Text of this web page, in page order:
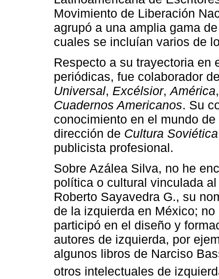
Movimiento de Liberación
agrupó a una amplia gama
cuales se incluían varios de
Respecto a su trayectoria en
periódicas, fue colaborador
Universal, Excélsior,América
Cuadernos Americanos. Su
conocimiento en el mundo
dirección de Cultura Soviética
publicista profesional.
Sobre Azálea Silva, no he
política o cultural vinculada
Roberto Sayavedra G., su
de la izquierda en México;
participó en el diseño y
autores de izquierda, por
algunos libros de Narciso
otros intelectuales de